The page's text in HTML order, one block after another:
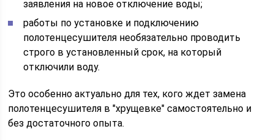
заявления на новое отключение воды;
работы по установке и подключению
полотенцесушителя необязательно проводить
строго в установленный срок, на который
отключили воду.
Это особенно актуально для тех, кого ждет замена
полотенцесушителя в "хрущевке" самостоятельно и
без достаточного опыта.